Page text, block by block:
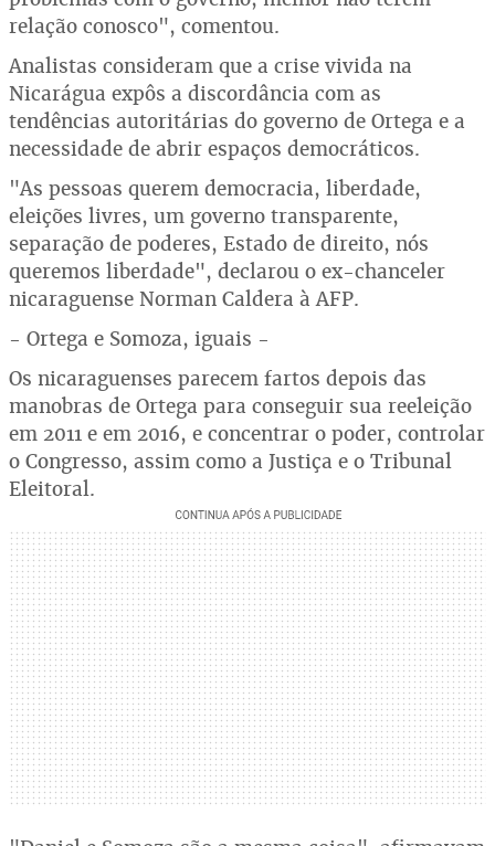
relação conosco", comentou.
Analistas consideram que a crise vivida na
Nicarágua expôs a discordância com as
tendências autoritárias do governo de Ortega e a
necessidade de abrir espaços democráticos.
"As pessoas querem democracia, liberdade,
eleições livres, um governo transparente,
separação de poderes, Estado de direito, nós
queremos liberdade", declarou o ex-chanceler
nicaraguense Norman Caldera à AFP.
- Ortega e Somoza, iguais -
Os nicaraguenses parecem fartos depois das
manobras de Ortega para conseguir sua reeleição
em 2011 e em 2016, e concentrar o poder, controlar
o Congresso, assim como a Justiça e o Tribunal
Eleitoral.